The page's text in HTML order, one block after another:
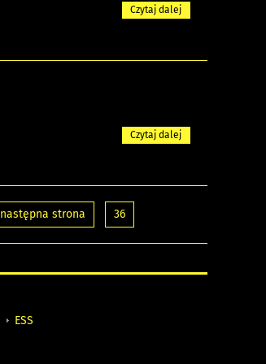
Czytaj dalej
Czytaj dalej
następna strona 36
ESS